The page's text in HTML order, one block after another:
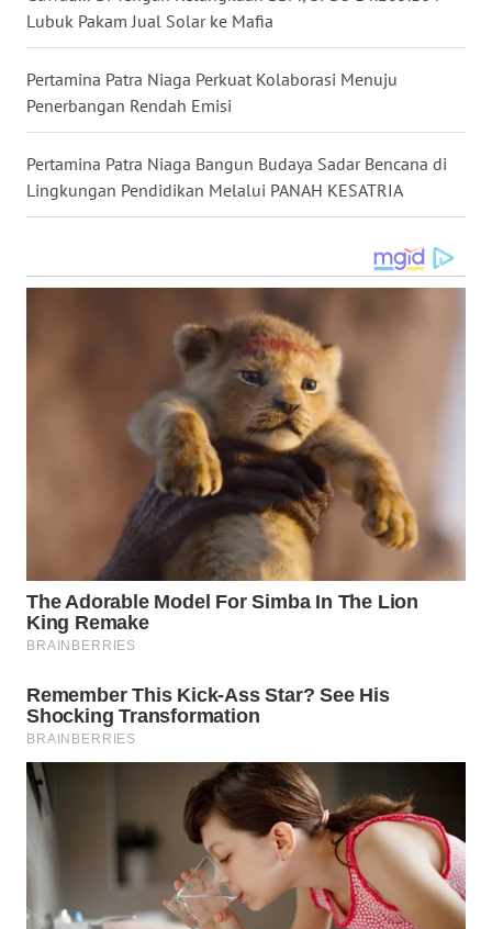
Lubuk Pakam Jual Solar ke Mafia
Pertamina Patra Niaga Perkuat Kolaborasi Menuju
Penerbangan Rendah Emisi
Pertamina Patra Niaga Bangun Budaya Sadar Bencana di
Lingkungan Pendidikan Melalui PANAH KESATRIA
WN
WN
BEKASI
WN
SAMOSIR
WN
PADANG
WN
KEPULAUAN